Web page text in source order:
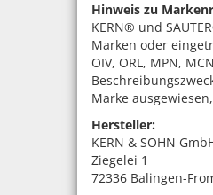
Hinweis zu
KERN® und
Marken oder
OIV, ORL, MPN,
Marke
Hersteller:
KERN & SOHN
Ziegelei 1
72336 Balingen-